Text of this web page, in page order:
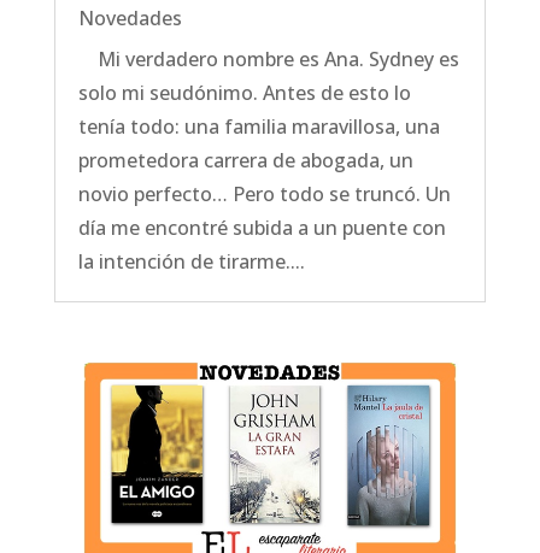
Novedades
Mi verdadero nombre es Ana. Sydney es
solo mi seudónimo. Antes de esto lo
tenía todo: una familia maravillosa, una
prometedora carrera de abogada, un
novio perfecto… Pero todo se truncó. Un
día me encontré subida a un puente con
la intención de tirarme....